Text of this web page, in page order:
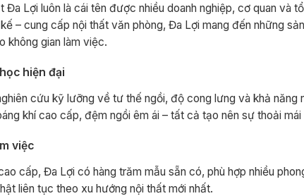
Lợi luôn là cái tên được nhiều doanh nghiệp, cơ quan và
– cung cấp nội thất văn phòng, Đa Lợi mang đến những
không gian làm việc.
hiện đại
cứu kỹ lưỡng về tư thế ngồi, độ cong lưng và khả năng
khí cao cấp, đệm ngồi êm ái – tất cả tạo nên sự thoải
việc
cấp, Đa Lợi có hàng trăm mẫu sẵn có, phù hợp nhiều
liên tục theo xu hướng nội thất mới nhất.